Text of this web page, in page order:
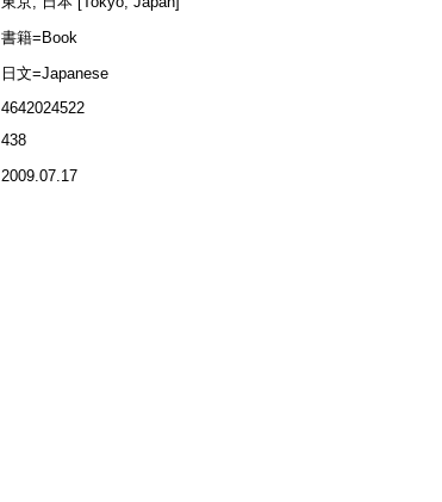
書籍=Book
日文=Japanese
4642024522
438
2009.07.17